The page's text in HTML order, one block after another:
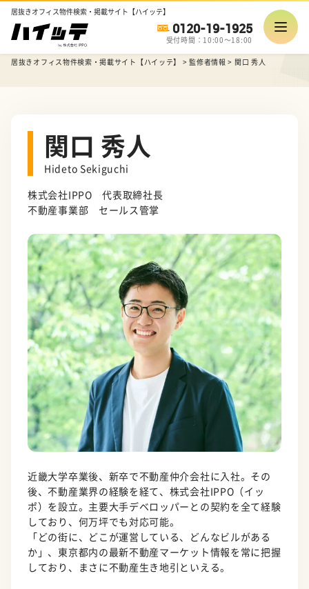
居抜きオフィス物件検索・掲載サイト【ハイッテ】
0120-19-1925
受付時間：10:00～18:00
居抜きオフィス物件検索・掲載サイト【ハイッテ】 >監修者情報 > 関口 秀人
関口 秀人
Hideto Sekiguchi
株式会社IPPO 代表取締社長
不動産事業部 セールス管掌
近畿大学卒業後、新卒で不動産仲介会社に入社。その
後、不動産業界の経験を経て、株式会社IPPO（イッ
ポ）を設立。主要大手デベロッパーとの契約を全て経験
しており、何万坪でも対応可能。
「どの街に、どこが運営している、どんなビルがある
か」、東京都内の最新不動産マーケット情報を常に把握
しており、まさに不動産生き地引といえる。